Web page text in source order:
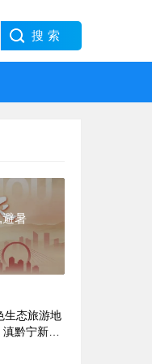
暑
生态旅游地
黔宁新、